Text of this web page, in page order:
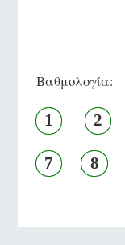
Βαθμολογία:
1 2
7 8